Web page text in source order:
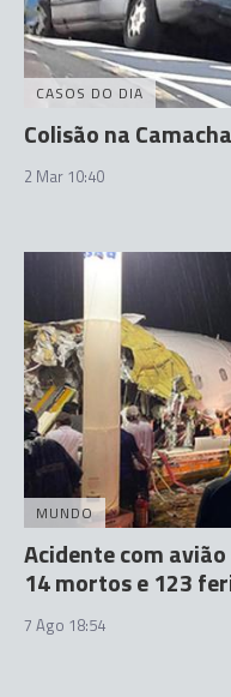
CASOS DO DIA
Colisão na
2 Mar 10:40
MUNDO
Acidente com
14 mortos e 123
7 Ago 18:54